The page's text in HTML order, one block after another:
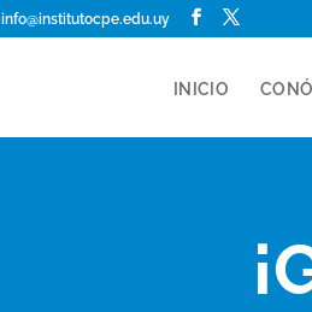
info@institutocpe.edu.uy
INICIO